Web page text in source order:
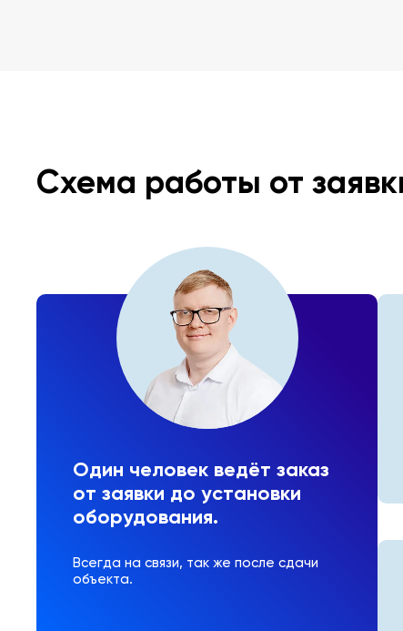
Схема работы от
Один человек ведёт заказ
от заявки до установки
оборудования.
Всегда на связи, так же после сдачи
объекта.